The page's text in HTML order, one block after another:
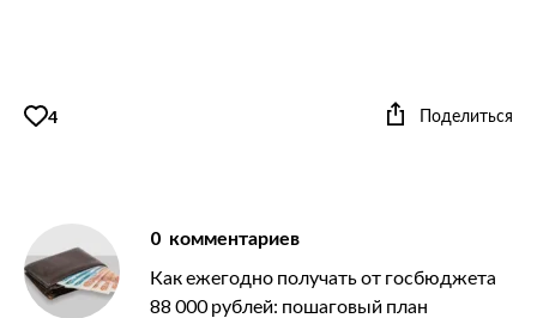
4 Поделиться
0 комментариев
Как ежегодно получать от госбюджета
88 000 рублей: пошаговый план